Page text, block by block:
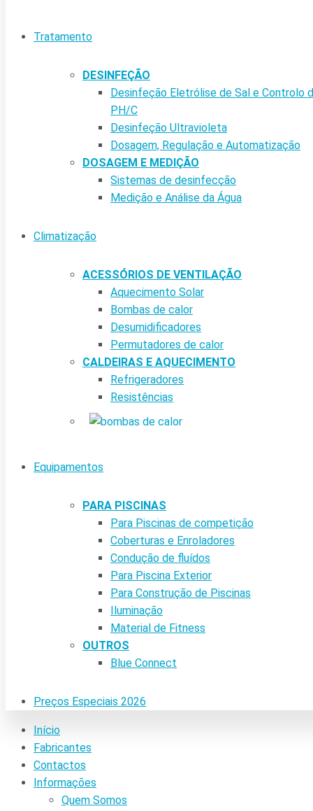
Tratamento
DESINFEÇÃO
Desinfeção Eletrólise de Sal e Controlo
PH/C
Desinfeção Ultravioleta
Dosagem, Regulação e Automatização
DOSAGEM E MEDIÇÃO
Sistemas de desinfecção
Medição e Análise da Água
Climatização
ACESSÓRIOS DE VENTILAÇÃO
Aquecimento Solar
Bombas de calor
Desumidificadores
Permutadores de calor
CALDEIRAS E AQUECIMENTO
Refrigeradores
Resistências
Equipamentos
PARA PISCINAS
Para Piscinas de competição
Coberturas e Enroladores
Condução de fluídos
Para Piscina Exterior
Para Construção de Piscinas
Iluminação
Material de Fitness
OUTROS
Blue Connect
Preços Especiais 2026
Início
Fabricantes
Contactos
Informações
Quem Somos